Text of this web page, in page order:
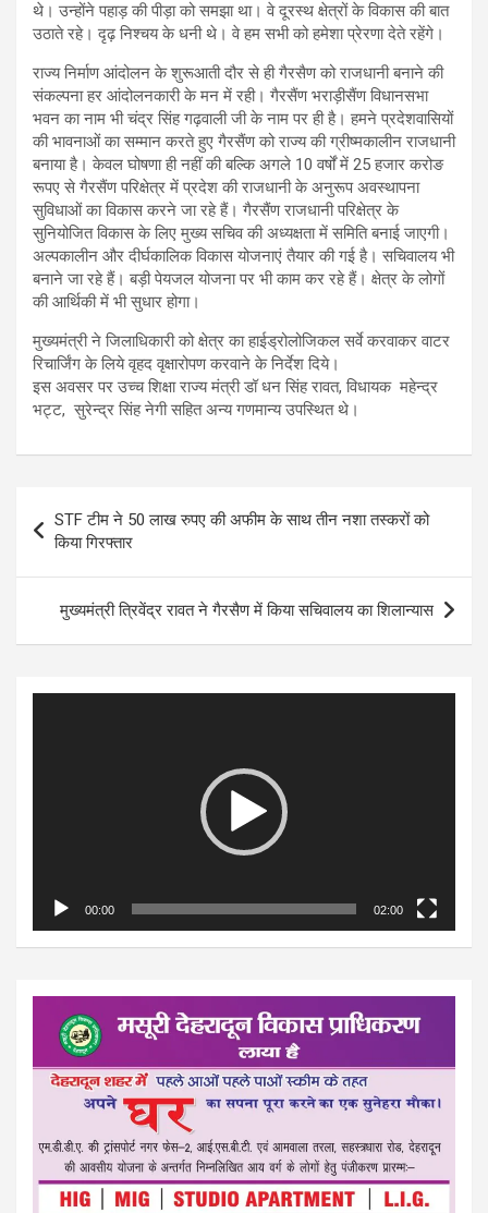
थे। उन्होंने पहाड़ की पीड़ा को समझा था। वे दूरस्थ क्षेत्रों के विकास की बात
उठाते रहे। दृढ़ निश्चय के धनी थे। वे हम सभी को हमेशा प्रेरणा देते रहेंगे।
राज्य निर्माण आंदोलन के शुरूआती दौर से ही गैरसैण को राजधानी बनाने की
संकल्पना हर आंदोलनकारी के मन में रही। गैरसैंण भराड़ीसैंण विधानसभा
भवन का नाम भी चंद्र सिंह गढ़वाली जी के नाम पर ही है। हमने प्रदेशवासियों
की भावनाओं का सम्मान करते हुए गैरसैंण को राज्य की ग्रीष्मकालीन राजधानी
बनाया है। केवल घोषणा ही नहीं की बल्कि अगले 10 वर्षों में 25 हजार करोङ
रूपए से गैरसैंण परिक्षेत्र में प्रदेश की राजधानी के अनुरूप अवस्थापना
सुविधाओं का विकास करने जा रहे हैं। गैरसैंण राजधानी परिक्षेत्र के
सुनियोजित विकास के लिए मुख्य सचिव की अध्यक्षता में समिति बनाई जाएगी।
अल्पकालीन और दीर्घकालिक विकास योजनाएं तैयार की गई है। सचिवालय भी
बनाने जा रहे हैं। बड़ी पेयजल योजना पर भी काम कर रहे हैं। क्षेत्र के लोगों
की आर्थिकी में भी सुधार होगा।
मुख्यमंत्री ने जिलाधिकारी को क्षेत्र का हाईड्रोलोजिकल सर्वे करवाकर वाटर
रिचार्जिंग के लिये वृहद वृक्षारोपण करवाने के निर्देश दिये।
इस अवसर पर उच्च शिक्षा राज्य मंत्री डॉ धन सिंह रावत, विधायक महेन्द्र
भट्ट, सुरेन्द्र सिंह नेगी सहित अन्य गणमान्य उपस्थित थे।
navigation
STF टीम ने 50 लाख रुपए की अफीम के साथ तीन नशा तस्करों को
किया गिरफ्तार
मुख्यमंत्री त्रिवेंद्र रावत ने गैरसैण में किया सचिवालय का शिलान्यास
00:00 02:00